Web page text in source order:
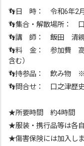
👣日 時： 令和6年2
👣集合・解散場所：
👣講 師： 飯田 清親
👣料 金： 参加費 高
含む）
👣持参品： 飲み物 ※
👣問合せ： 口之津歴
★所要時間 約4時間
★服装・携行品等は各
★傷害保険には加入し